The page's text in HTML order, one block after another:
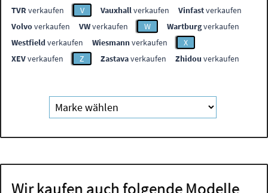
TVR verkaufen V Vauxhallverkaufen Vinfastverkaufen
Volvoverkaufen VWverkaufen W Wartburgverkaufen
Westfieldverkaufen Wiesmannverkaufen
X
XEVverkaufen Z Zastavaverkaufen Zhidou verkaufen
Wir kaufen auch folgende Modelle